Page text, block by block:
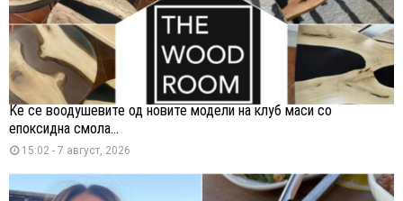
Ќе се воодушевите од новите модели на клуб маси со
епоксидна смола...
15:02 - 7 август, 2026